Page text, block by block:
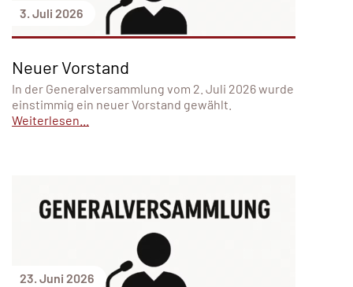
3. Juli 2026
Neuer Vorstand
In der Generalversammlung vom 2. Juli 2026 wurde
einstimmig ein neuer Vorstand gewählt.
Weiterlesen...
23. Juni 2026